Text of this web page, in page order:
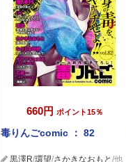
660円 ポイント15％
毒りんごcomic ： 82
黒澤R/環望/さかきなおもと /他